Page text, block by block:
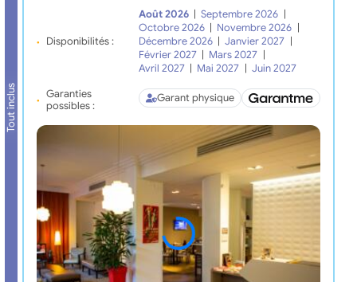
Tout inclus
Disponibilités :
Août 2026 Septembre 2026
Octobre 2026
Novembre 2026
Décembre 2026
Janvier 2027
Février 2027
Mars 2027
Avril 2027
Mai 2027
Juin 2027
Garanties
possibles :
Garant physique